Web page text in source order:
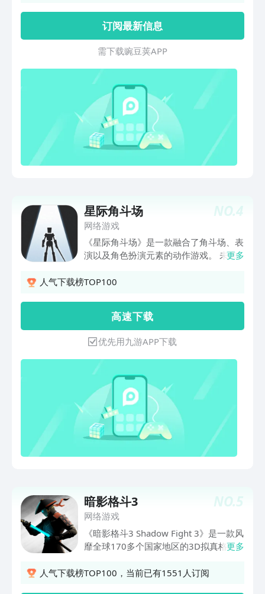
革新动作手游的体验，为粉丝们提供最
具“中国范儿”的激爽的异能格斗。 版本描
述：原作者米二独家剧情，道系武学国术
格斗，实时PK公平竞技，20人团本组队
开车，五大门派自由专精，百种搭配多技
订阅最新信息
需 下 载 豌 豆 荚 A P P
NO.4
星际角斗场
网络游戏
《星际角斗场》是一款融合了角斗场、表
演以及角色扮演元素的动作游戏。 未来
的人们成立了星际角斗场斯塔瑞纳。全宇
其他选手进行厮杀的同时还得赢取观众的
欢呼与支持，最终向冠军发起冲击！ ★
游戏特色★ - 舞台式战斗体验——闪避操
作躲避敌人攻击，赢取粉丝欢呼。感受街
机风的爽快打击感，给予Boss最沉重的
打击。 - 自由构造的模块化武器——攻击
Boss特定位置，掉落多样化武器部件。
相同前缀的武器部件，还含有特殊的套装
效果，搭配体素构造功能，可以发挥想象
打造属于自己的绝世好剑！ - 豪华皮肤系
统——发挥你的搭配能力，为J3换上超帅
战，每一个Boss都拥有特殊的技能，你
能接下这一招吗？ - 狂热的粉丝团——只
有强者才配拥有更多的粉丝，不同的粉丝
也将给予你不同的帮助。不要怕丢脸，打
不过的时候就去场边找粉丝呼援吧！ - 类
实况解说员系统——2位解说员搭档将为
玩家们带来第一手的战斗实况，更有神秘
更多
人气下载榜TOP100
高 速 下 载
优先用九游APP下载
NO.5
暗影格斗3
网络游戏
《暗影格斗3 Shadow Fight 3》是一款风
靡全球170多个国家地区的3D拟真格斗
器收藏、决斗对战等多种元素特色。格斗
更多
人气下载榜TOP100，当前已有1551人订阅